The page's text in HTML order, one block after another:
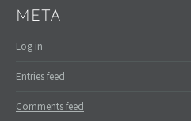
META
Log in
Entries feed
Comments feed